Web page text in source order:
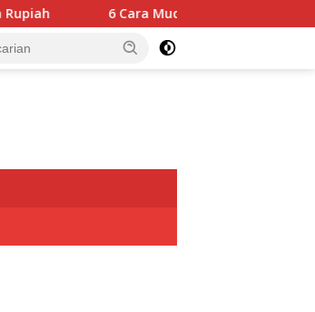
6 Cara Mudah Perawatan Furnitur Kayu dari